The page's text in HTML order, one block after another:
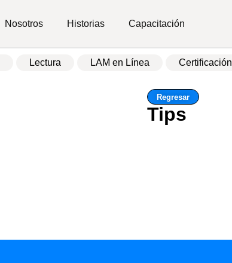
Nosotros Historias Capacitación
Lectura LAM en Línea Certificación
Regresar
Tips